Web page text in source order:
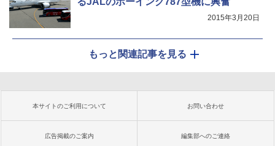
2015年3月20日
もっと関連記事を見る
本サイトのご利用について お問い合わせ
広告掲載のご案内 編集部へのご連絡